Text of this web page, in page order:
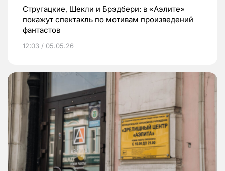
Стругацкие, Шекли и Брэдбери: в «Аэлите»
покажут спектакль по мотивам произведений
фантастов
12:03 / 05.05.26